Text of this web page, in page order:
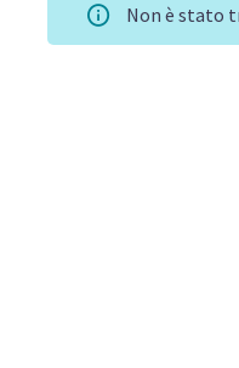
Non è stato